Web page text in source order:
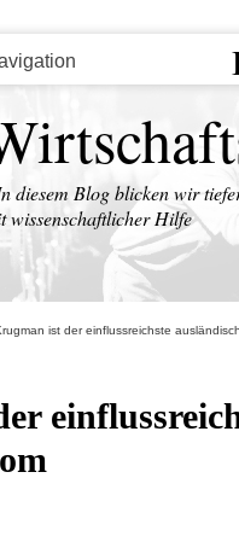
diesem Blog blicken wir
wissenschaftlicher Hilfe
ist der einflussreichste